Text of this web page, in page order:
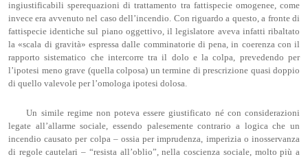
ingiustificabili sperequazioni di trattamento tra fattispecie omogenee, come
invece era avvenuto nel caso dell’incendio. Con riguardo a questo, a fronte di
fattispecie identiche sul piano oggettivo, il legislatore aveva infatti ribaltato
la «scala di gravità» espressa dalle comminatorie di pena, in coerenza con il
rapporto sistematico che intercorre tra il dolo e la colpa, prevedendo per
l’ipotesi meno grave (quella colposa) un termine di prescrizione quasi doppio
di quello valevole per l’omologa ipotesi dolosa.
Un simile regime non poteva essere giustificato né con considerazioni
legate all’allarme sociale, essendo palesemente contrario a logica che un
incendio causato per colpa – ossia per imprudenza, imperizia o inosservanza
di regole cautelari – “resista all’oblio”, nella coscienza sociale, molto più a